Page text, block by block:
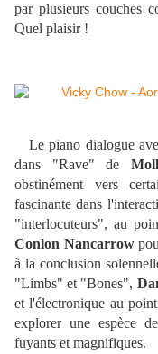
par plusieurs couches
Quel plaisir !
Le piano dialogue
dans "Rave" de
obstinément vers
fascinante dans
"interlocuteurs", au
Conlon Nancarrow
à la conclusion
"Limbs" et "Bones",
et l'électronique au
explorer une espèce
fuyants et magnifiques.